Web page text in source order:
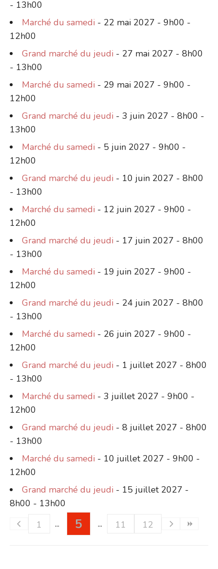
- 13h00
Marché du samedi - 22 mai 2027 - 9h00 -
12h00
Grand marché du jeudi - 27 mai 2027 - 8h00
- 13h00
Marché du samedi - 29 mai 2027 - 9h00 -
12h00
Grand marché du jeudi - 3 juin 2027 - 8h00 -
13h00
Marché du samedi - 5 juin 2027 - 9h00 -
12h00
Grand marché du jeudi - 10 juin 2027 - 8h00
- 13h00
Marché du samedi - 12 juin 2027 - 9h00 -
12h00
Grand marché du jeudi - 17 juin 2027 - 8h00
- 13h00
Marché du samedi - 19 juin 2027 - 9h00 -
12h00
Grand marché du jeudi - 24 juin 2027 - 8h00
- 13h00
Marché du samedi - 26 juin 2027 - 9h00 -
12h00
Grand marché du jeudi - 1 juillet 2027 - 8h00
- 13h00
Marché du samedi - 3 juillet 2027 - 9h00 -
12h00
Grand marché du jeudi - 8 juillet 2027 - 8h00
- 13h00
Marché du samedi - 10 juillet 2027 - 9h00 -
12h00
Grand marché du jeudi - 15 juillet 2027 -
8h00 - 13h00
1
5 11 12